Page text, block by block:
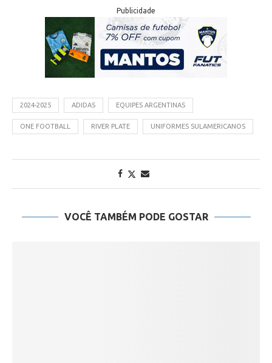
Publicidade
2024-2025 ADIDAS EQUIPES ARGENTINAS
ONE FOOTBALL RIVER PLATE UNIFORMES SULAMERICANOS
VOCÊ TAMBÉM PODE GOSTAR